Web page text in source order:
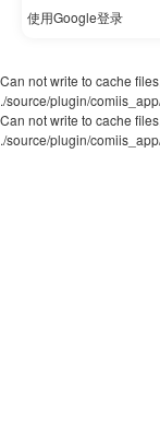
使用Google登录
Can not write to cache
./source/plugin/
Can not write to cache
./source/plugin/